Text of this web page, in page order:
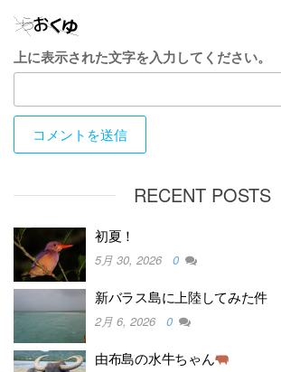
上に表示された文字を入力してください。
RECENT POSTS
初夏！
5月 30, 2026 0
新バラス島に上陸してみた件
2月 6, 2026 0
由布島の水牛ちゃん